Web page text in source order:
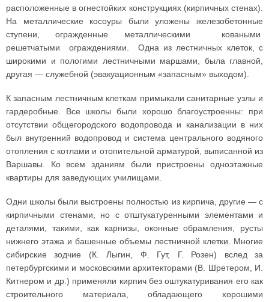
расположенные в огнестойких конструкциях (кирпичных стенах).
На металлические косоуры были уложены железобетонные
ступени, огражденные металлическими коваными
решетчатыми ограждениями. Одна из лестничных клеток, с
широкими и пологими лестничными маршами, была главной,
другая — служебной (эвакуационным «запасным» выходом).
К запасным лестничным клеткам примыкали санитарные узлы и
гардеробные. Все школы были хорошо благоустроенны: при
отсутствии общегородского водопровода и канализации в них
был внутренний водопровод и система центрального водяного
отопления с котлами и отопительной арматурой, выписанной из
Варшавы. Ко всем зданиям были пристроены одноэтажные
квартиры для заведующих училищами.
Одни школы были выстроены полностью из кирпича, другие — с
кирпичными стенами, но с отштукатуренными элементами и
деталями, такими, как карнизы, оконные обрамления, русты
нижнего этажа и башенные объемы лестничной клетки. Многие
сибирские зодчие (К. Лыгин, Ф. Гут, Г. Розен) вслед за
петербургскими и московскими архитекторами (В. Шретером, И.
Китнером и др.) применяли кирпич без оштукатуривания его как
строительного материала, обладающего хорошими